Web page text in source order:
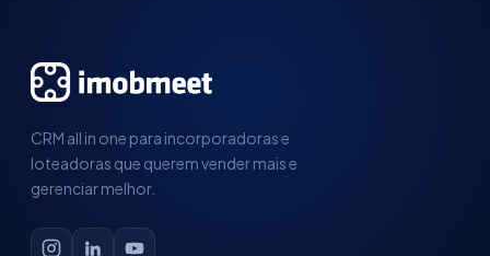
CRM all in one para incorporadoras e
loteadoras que querem vender mais e
gerenciar melhor.